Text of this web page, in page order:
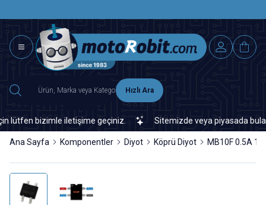
Hızlı Ara
bizimle iletişime geçiniz. Sitemizde veya piyasada
Ana Sayfa Komponentler Diyot Köprü Diyot MB10F 0.5A